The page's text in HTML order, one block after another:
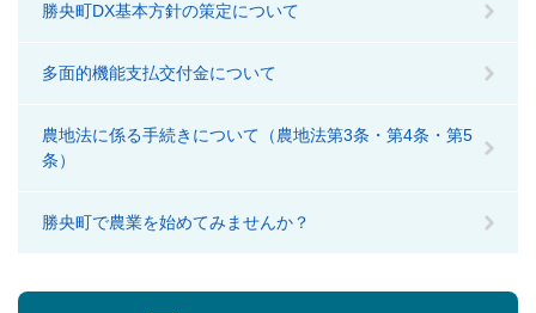
勝央町DX基本方針の策定について
多面的機能支払交付金について
農地法に係る手続きについて（農地法第3条・第4条・第5
条）
勝央町で農業を始めてみませんか？